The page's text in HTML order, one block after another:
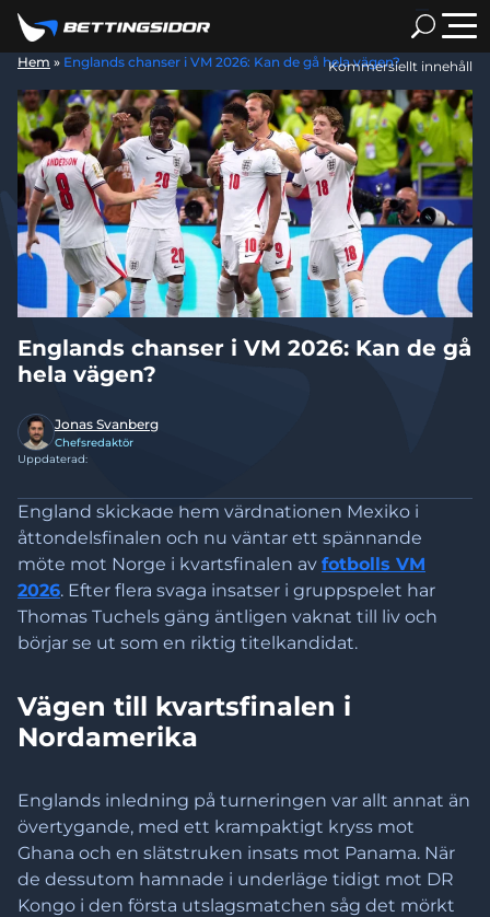
Kommersiellt innehåll
Hem » Englands chanser i VM 2026: Kan de gå hela vägen?
Englands chanser i VM 2026: Kan de gå
hela vägen?
Jonas Svanberg
Chefsredaktör
Uppdaterad:
England skickade hem värdnationen Mexiko i
åttondelsfinalen och nu väntar ett spännande
möte mot Norge i kvartsfinalen av fotbolls VM
2026. Efter flera svaga insatser i gruppspelet har
Thomas Tuchels gäng äntligen vaknat till liv och
börjar se ut som en riktig titelkandidat.
Vägen till kvartsfinalen i
Nordamerika
Englands inledning på turneringen var allt annat än
övertygande, med ett krampaktigt kryss mot
Ghana och en slätstruken insats mot Panama. När
de dessutom hamnade i underläge tidigt mot DR
Kongo i den första utslagsmatchen såg det mörkt